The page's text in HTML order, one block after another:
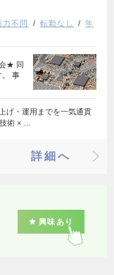
力不問 転勤なし
年
★ 同
。 事
げ・運用までを一気通貫
術 × …
詳細へ
興味あり